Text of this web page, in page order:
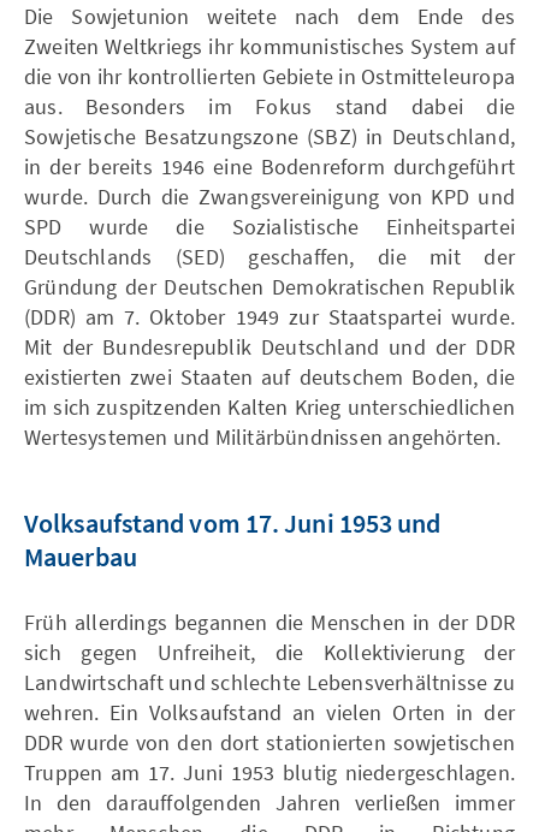
Die Sowjetunion weitete nach dem Ende des
Zweiten Weltkriegs ihr kommunistisches System auf
die von ihr kontrollierten Gebiete in Ostmitteleuropa
aus. Besonders im Fokus stand dabei die
Sowjetische Besatzungszone (SBZ) in Deutschland,
in der bereits 1946 eine Bodenreform durchgeführt
wurde. Durch die Zwangsvereinigung von KPD und
SPD wurde die Sozialistische Einheitspartei
Deutschlands (SED) geschaffen, die mit der
Gründung der Deutschen Demokratischen Republik
(DDR) am 7. Oktober 1949 zur Staatspartei wurde.
Mit der Bundesrepublik Deutschland und der DDR
existierten zwei Staaten auf deutschem Boden, die
im sich zuspitzenden Kalten Krieg unterschiedlichen
Wertesystemen und Militärbündnissen angehörten.
Volksaufstand vom 17. Juni 1953 und
Mauerbau
Früh allerdings begannen die Menschen in der DDR
sich gegen Unfreiheit, die Kollektivierung der
Landwirtschaft und schlechte Lebensverhältnisse zu
wehren. Ein Volksaufstand an vielen Orten in der
DDR wurde von den dort stationierten sowjetischen
Truppen am 17. Juni 1953 blutig niedergeschlagen.
In den darauffolgenden Jahren verließen immer